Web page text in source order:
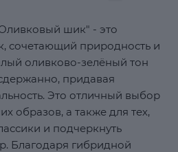
шик" - это
сочетающий природность и
оливково-зелёный тон
придавая
Это отличный выбор
образов, а также для тех,
и подчеркнуть
Благодаря гибридной